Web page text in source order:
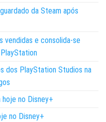
da Steam após
vendidas e consolida-se
dos PlayStation Studios na
no Disney+
no Disney+